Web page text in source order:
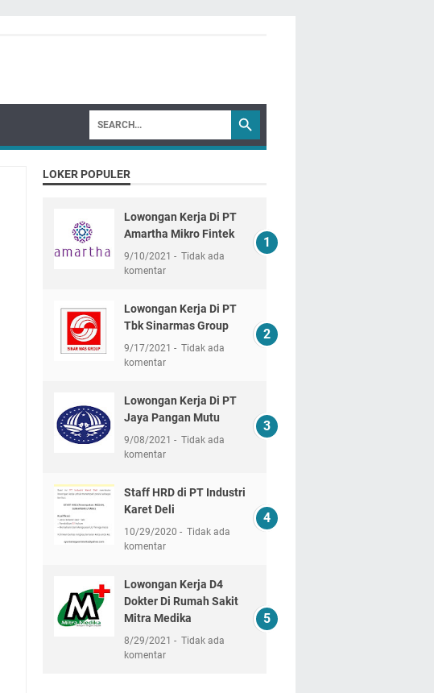
LOKER POPULER
Lowongan Kerja Di PT
Amartha Mikro Fintek
9/10/2021
Tidak ada
komentar
Lowongan Kerja Di PT
Tbk Sinarmas Group
9/17/2021
Tidak ada
komentar
Lowongan Kerja Di PT
Jaya Pangan Mutu
9/08/2021
Tidak ada
komentar
Staff HRD di PT Industri
Karet Deli
10/29/2020
Tidak ada
komentar
Lowongan Kerja D4
Dokter Di Rumah Sakit
Mitra Medika
8/29/2021
Tidak ada
komentar